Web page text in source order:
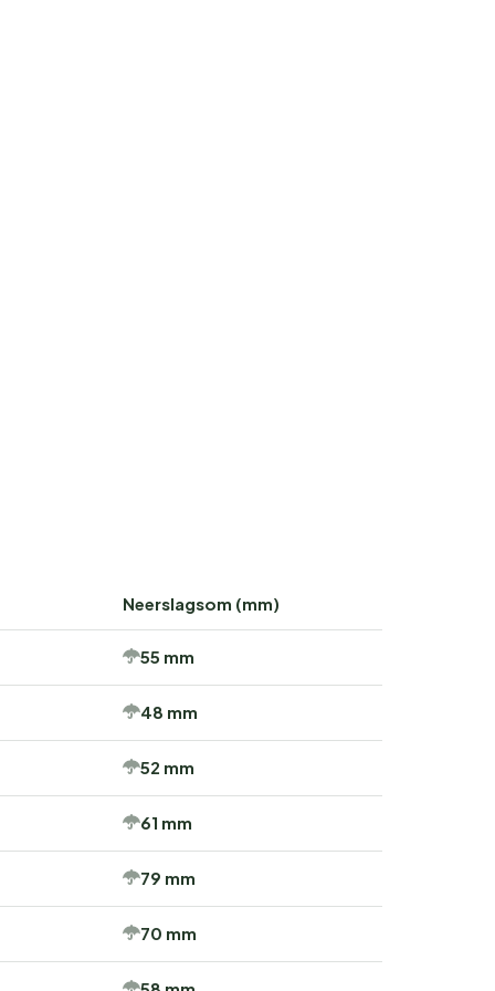
Neerslagsom (mm)
55 mm
48 mm
52 mm
61 mm
79 mm
70 mm